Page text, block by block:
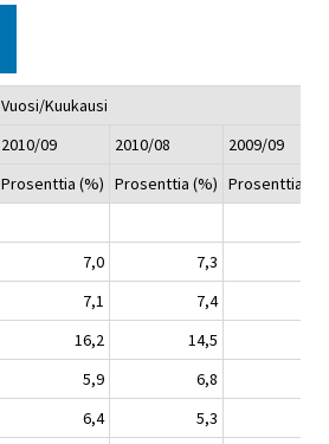
Vuosi/Kuukausi
2010/09
2010/08
2009/09
Prosenttia (%) Prosenttia (%) Prosenttia
7,0 7,3
7,1 7,4
16,2 14,5
5,9 6,8
6,4 5,3